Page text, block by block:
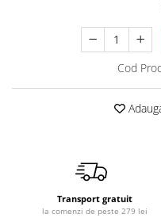
Cod
Transport gratuit
la comenzi de peste 279 lei